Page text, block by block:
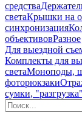
средства
светаКрышки на
синхронизация
объективовРазное
Для выездной
Комплекты для
светаМоноподы,
фоторюкзаки
сумки, "разгрузка"